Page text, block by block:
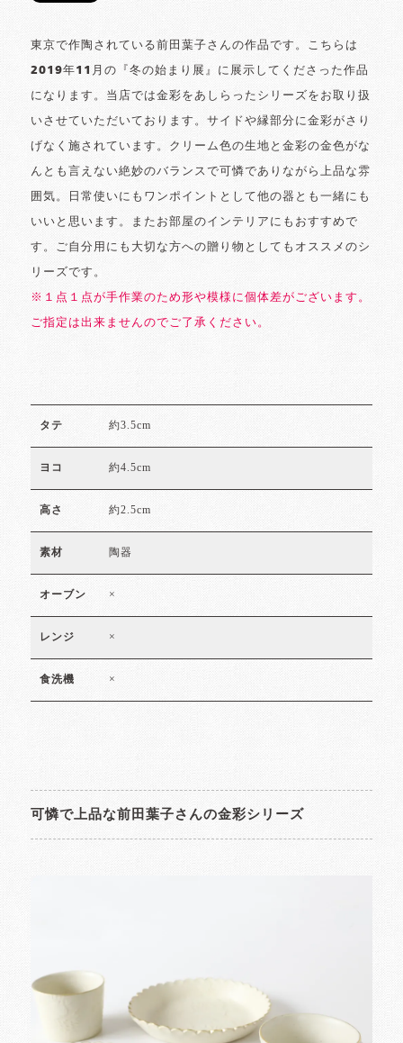
東京で作陶されている前田葉子さんの作品です。こちらは
2019年11月の『冬の始まり展』に展示してくださった作品
になります。当店では金彩をあしらったシリーズをお取り扱
いさせていただいております。サイドや縁部分に金彩がさり
げなく施されています。クリーム色の生地と金彩の金色がな
んとも言えない絶妙のバランスで可憐でありながら上品な雰
囲気。日常使いにもワンポイントとして他の器とも一緒にも
いいと思います。またお部屋のインテリアにもおすすめで
す。ご自分用にも大切な方への贈り物としてもオススメのシ
リーズです。
※１点１点が手作業のため形や模様に個体差がございます。
ご指定は出来ませんのでご了承ください。
タテ 約3.5cm
ヨコ 約4.5cm
高さ 約2.5cm
素材 陶器
オーブン ×
レンジ ×
食洗機 ×
可憐で上品な前田葉子さんの金彩シリーズ